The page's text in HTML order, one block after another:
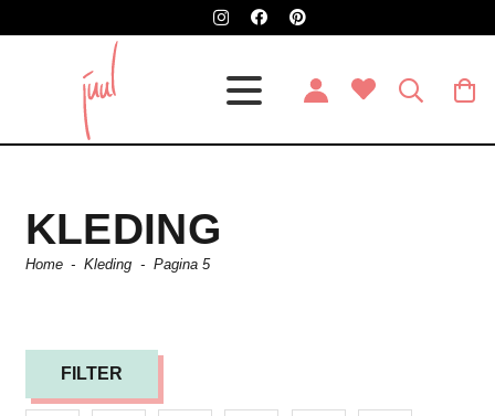
KLEDING
Home - Kleding - Pagina 5
FILTER